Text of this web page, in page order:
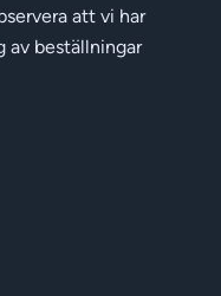
att vi har
av beställningar